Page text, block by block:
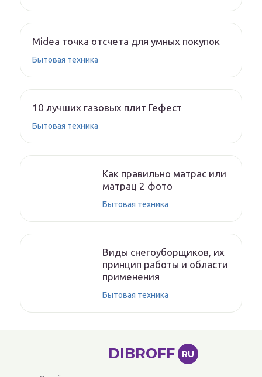
Midea точка отсчета для умных покупок
Бытовая техника
10 лучших газовых плит Гефест
Бытовая техника
Как правильно матрас или
матрац 2 фото
Бытовая техника
Виды снегоуборщиков, их
принцип работы и области
применения
Бытовая техника
DIBROFF RU